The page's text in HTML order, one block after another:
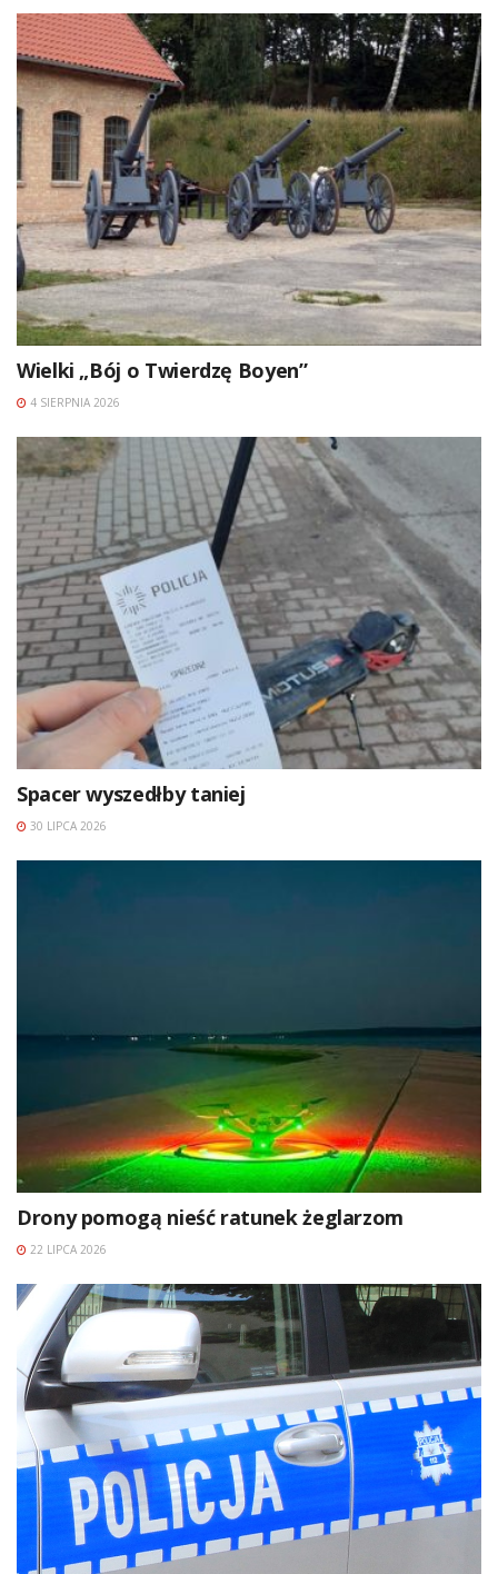
Wielki „Bój o Twierdzę Boyen”
4 SIERPNIA 2026
Spacer wyszedłby taniej
30 LIPCA 2026
Drony pomogą nieść ratunek żeglarzom
22 LIPCA 2026